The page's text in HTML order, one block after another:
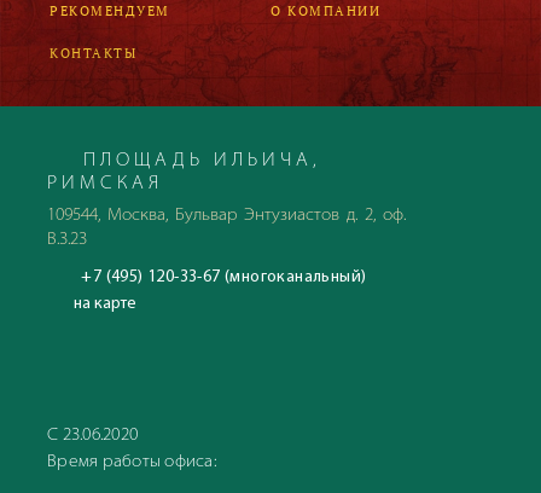
РЕКОМЕНДУЕМ О КОМПАНИИ
КОНТАКТЫ
ПЛОЩАДЬ ИЛЬИЧА,
РИМСКАЯ
109544, Москва, Бульвар Энтузиастов д. 2, оф.
В.3.23
+7 (495) 120-33-67 (многоканальный)
на карте
С 23.06.2020
Время работы офиса: